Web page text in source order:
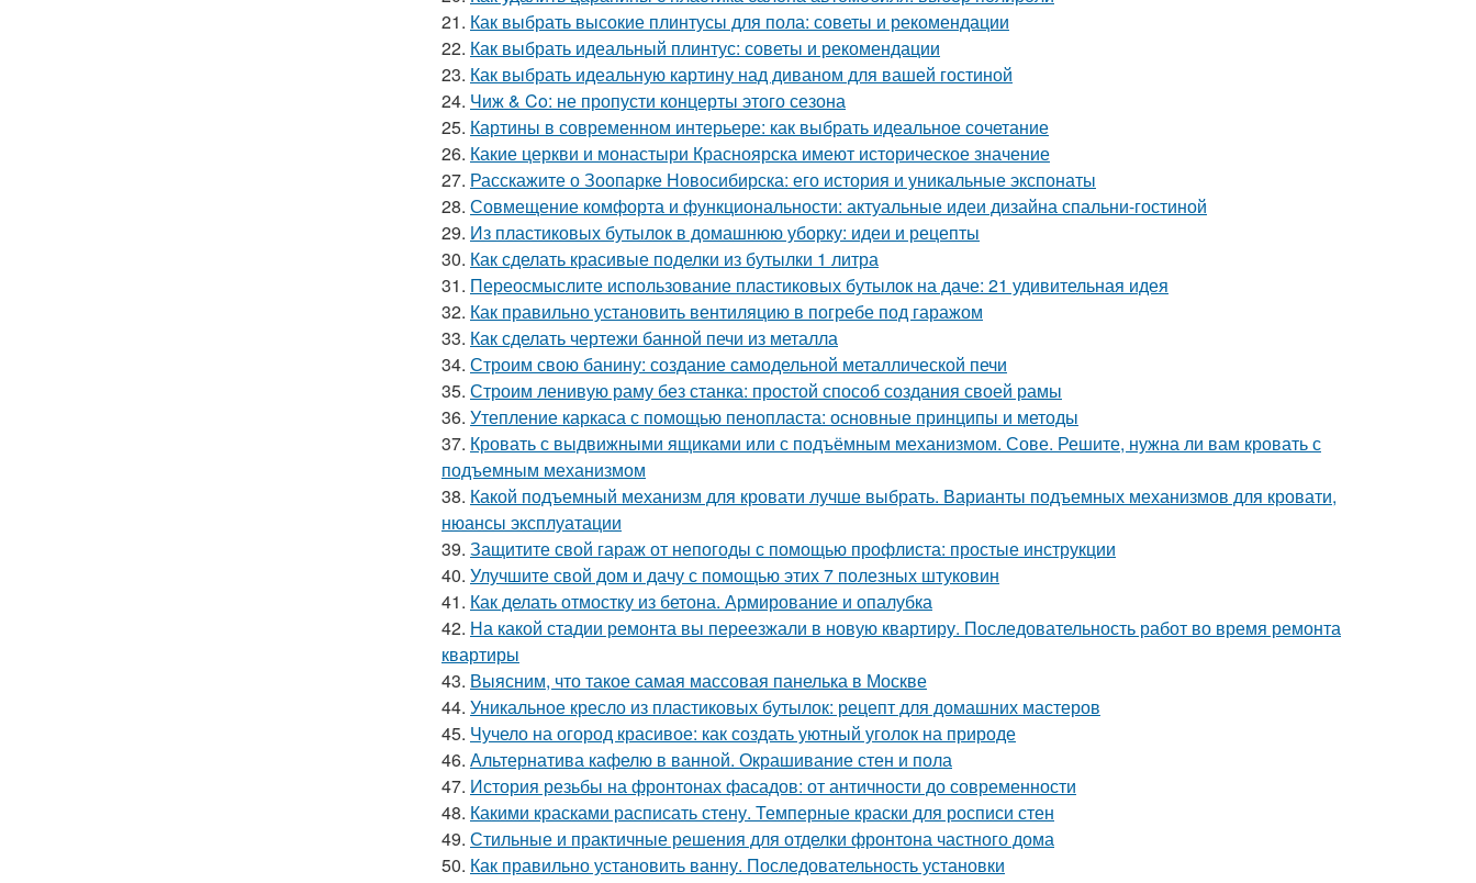
21. Как выбрать высокие плинтусы для пола: советы и рекомендации
22. Как выбрать идеальный плинтус: советы и рекомендации
23. Как выбрать идеальную картину над диваном для вашей гостиной
24. Чиж & Co: не пропусти концерты этого сезона
25. Картины в современном интерьере: как выбрать идеальное сочетание
26. Какие церкви и монастыри Красноярска имеют историческое значение
27. Расскажите о Зоопарке Новосибирска: его история и уникальные экспонаты
28. Совмещение комфорта и функциональности: актуальные идеи дизайна спальни-гостиной
29. Из пластиковых бутылок в домашнюю уборку: идеи и рецепты
30. Как сделать красивые поделки из бутылки 1 литра
31. Переосмыслите использование пластиковых бутылок на даче: 21 удивительная идея
32. Как правильно установить вентиляцию в погребе под гаражом
33. Как сделать чертежи банной печи из металла
34. Строим свою банину: создание самодельной металлической печи
35. Строим ленивую раму без станка: простой способ создания своей рамы
36. Утепление каркаса с помощью пенопласта: основные принципы и методы
37. Кровать с выдвижными ящиками или с подъёмным механизмом. Сове. Решите, нужна ли вам кровать с
подъемным механизмом
38. Какой подъемный механизм для кровати лучше выбрать. Варианты подъемных механизмов для кровати,
нюансы эксплуатации
39. Защитите свой гараж от непогоды с помощью профлиста: простые инструкции
40. Улучшите свой дом и дачу с помощью этих 7 полезных штуковин
41. Как делать отмостку из бетона. Армирование и опалубка
42. На какой стадии ремонта вы переезжали в новую квартиру. Последовательность работ во время ремонта
квартиры
43. Выясним, что такое самая массовая панелька в Москве
44. Уникальное кресло из пластиковых бутылок: рецепт для домашних мастеров
45. Чучело на огород красивое: как создать уютный уголок на природе
46. Альтернатива кафелю в ванной. Окрашивание стен и пола
47. История резьбы на фронтонах фасадов: от античности до современности
48. Какими красками расписать стену. Темперные краски для росписи стен
49. Стильные и практичные решения для отделки фронтона частного дома
50. Как правильно установить ванну. Последовательность установки